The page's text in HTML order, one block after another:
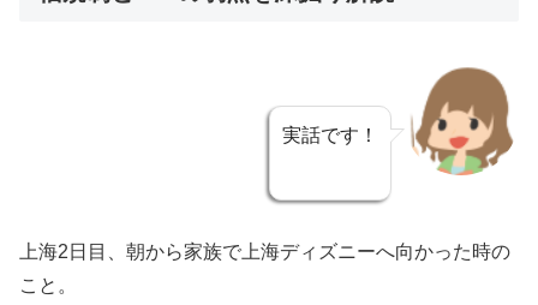
実話です！
上海2日目、朝から家族で上海ディズニーへ向かった時の
こと。